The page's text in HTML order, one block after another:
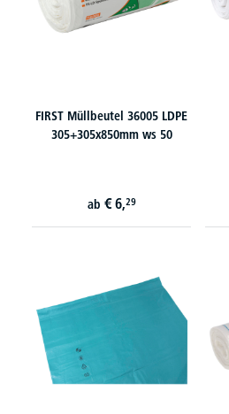
FIRST Müllbeutel 36005 LDPE
305+305x850mm ws 50
ab € 6,29